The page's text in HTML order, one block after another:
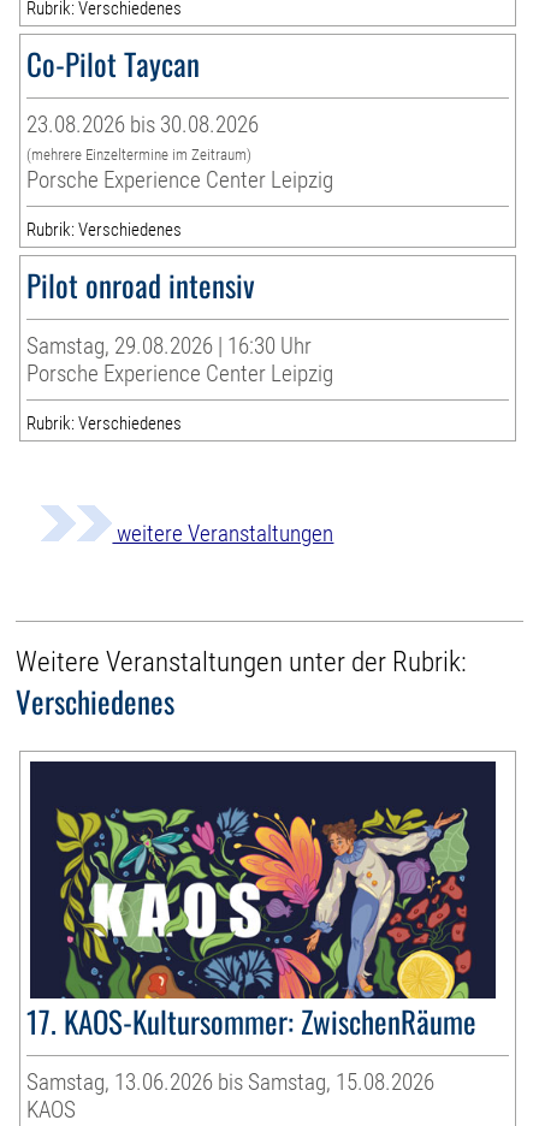
Rubrik: Verschiedenes
Co-Pilot Taycan
23.08.2026 bis 30.08.2026
(mehrere Einzeltermine im Zeitraum)
Porsche Experience Center Leipzig
Rubrik: Verschiedenes
Pilot onroad intensiv
Samstag, 29.08.2026 | 16:30 Uhr
Porsche Experience Center Leipzig
Rubrik: Verschiedenes
weitere Veranstaltungen
Weitere Veranstaltungen unter der Rubrik:
Verschiedenes
17. KAOS-Kultursommer: ZwischenRäume
Samstag, 13.06.2026 bis Samstag, 15.08.2026
KAOS